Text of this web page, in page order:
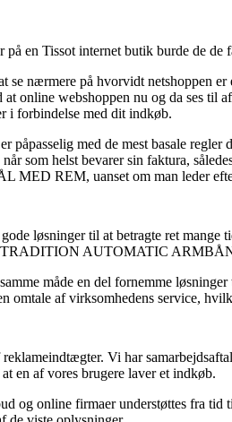
en Tissot internet butik burde de de
se nærmere på hvorvidt netshoppen
online webshoppen nu og da ses
i forbindelse med dit indkøb.
påpasselig med de mest basale
når som helst bevarer sin faktura,
MED REM, uanset om man leder
løsninger til at betragte ret
TRADITION AUTOMATIC
måde en del fornemme
omtale af virksomhedens service,
reklameindtægter. Vi har
en af vores brugere laver et indkøb.
og online firmaer understøttes fra